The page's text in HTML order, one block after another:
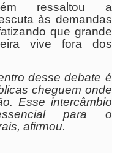
ressaltou a
às demandas
que grande
vive fora dos
desse debate é
cheguem onde
Esse intercâmbio
para o
afirmou.